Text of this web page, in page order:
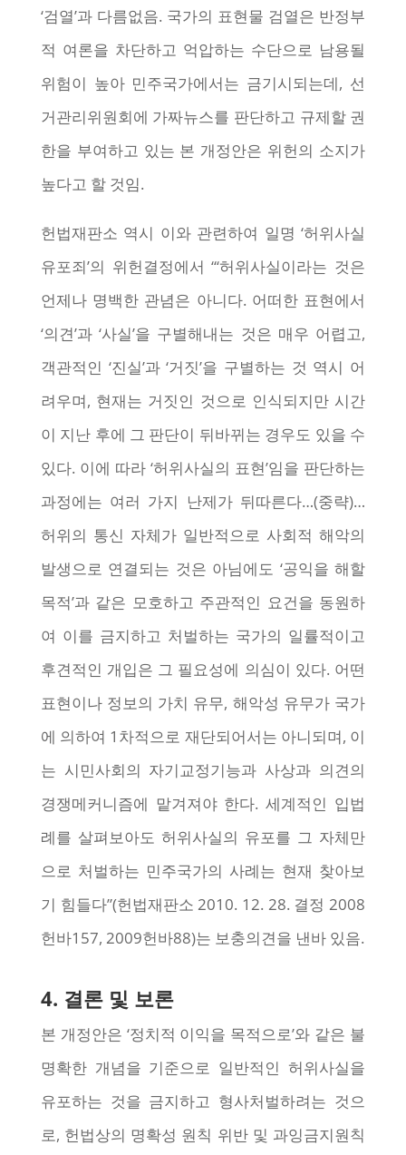
‘검열’과 다름없음. 국가의 표현물 검열은 반정부
적 여론을 차단하고 억압하는 수단으로 남용될
위험이 높아 민주국가에서는 금기시되는데, 선
거관리위원회에 가짜뉴스를 판단하고 규제할 권
한을 부여하고 있는 본 개정안은 위헌의 소지가
높다고 할 것임.
헌법재판소 역시 이와 관련하여 일명 ‘허위사실
유포죄’의 위헌결정에서 “‘허위사실이라는 것은
언제나 명백한 관념은 아니다. 어떠한 표현에서
‘의견’과 ‘사실’을 구별해내는 것은 매우 어렵고,
객관적인 ‘진실’과 ‘거짓’을 구별하는 것 역시 어
려우며, 현재는 거짓인 것으로 인식되지만 시간
이 지난 후에 그 판단이 뒤바뀌는 경우도 있을 수
있다. 이에 따라 ‘허위사실의 표현’임을 판단하는
과정에는 여러 가지 난제가 뒤따른다…(중략)…
허위의 통신 자체가 일반적으로 사회적 해악의
발생으로 연결되는 것은 아님에도 ‘공익을 해할
목적’과 같은 모호하고 주관적인 요건을 동원하
여 이를 금지하고 처벌하는 국가의 일률적이고
후견적인 개입은 그 필요성에 의심이 있다. 어떤
표현이나 정보의 가치 유무, 해악성 유무가 국가
에 의하여 1차적으로 재단되어서는 아니되며, 이
는 시민사회의 자기교정기능과 사상과 의견의
경쟁메커니즘에 맡겨져야 한다. 세계적인 입법
례를 살펴보아도 허위사실의 유포를 그 자체만
으로 처벌하는 민주국가의 사례는 현재 찾아보
기 힘들다”(헌법재판소 2010. 12. 28. 결정 2008
헌바157, 2009헌바88)는 보충의견을 낸바 있음.
4. 결론 및 보론
본 개정안은 ‘정치적 이익을 목적으로’와 같은 불
명확한 개념을 기준으로 일반적인 허위사실을
유포하는 것을 금지하고 형사처벌하려는 것으
로, 헌법상의 명확성 원칙 위반 및 과잉금지원칙